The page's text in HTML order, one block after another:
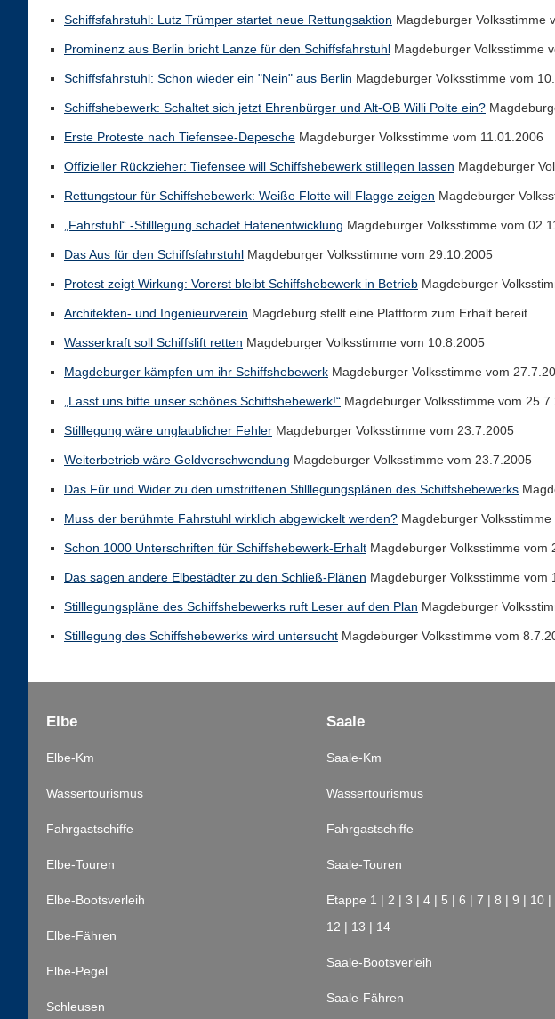
Schiffsfahrstuhl: Lutz Trümper startet neue Rettungsaktion Magdeburger Volksstimme
Prominenz aus Berlin bricht Lanze für den Schiffsfahrstuhl Magdeburger Volksstimme
Schiffsfahrstuhl: Schon wieder ein "Nein" aus Berlin Magdeburger Volksstimme vom
Schiffshebewerk: Schaltet sich jetzt Ehrenbürger und Alt-OB Willi Polte ein?
Erste Proteste nach Tiefensee-Depesche Magdeburger Volksstimme vom 11.01.2006
Offizieller Rückzieher: Tiefensee will Schiffshebewerk stilllegen lassen Magdeburger
Rettungstour für Schiffshebewerk: Weiße Flotte will Flagge zeigen Magdeburger
„Fahrstuhl“ -Stilllegung schadet Hafenentwicklung Magdeburger Volksstimme vom
Das Aus für den Schiffsfahrstuhl Magdeburger Volksstimme vom 29.10.2005
Protest zeigt Wirkung: Vorerst bleibt Schiffshebewerk in Betrieb Magdeburger
Architekten- und Ingenieurverein Magdeburg stellt eine Plattform zum Erhalt bereit
Wasserkraft soll Schiffslift retten Magdeburger Volksstimme vom 10.8.2005
Magdeburger kämpfen um ihr Schiffshebewerk Magdeburger Volksstimme vom
„Lasst uns bitte unser schönes Schiffshebewerk!“ Magdeburger Volksstimme vom
Stilllegung wäre unglaublicher Fehler Magdeburger Volksstimme vom 23.7.2005
Weiterbetrieb wäre Geldverschwendung Magdeburger Volksstimme vom 23.7.2005
Das Für und Wider zu den umstrittenen Stilllegungsplänen des Schiffshebewerks
Muss der berühmte Fahrstuhl wirklich abgewickelt werden? Magdeburger
Schon 1000 Unterschriften für Schiffshebewerk-Erhalt Magdeburger Volksstimme vom
Das sagen andere Elbestädter zu den Schließ-Plänen Magdeburger Volksstimme vom
Stilllegungspläne des Schiffshebewerks ruft Leser auf den Plan Magdeburger
Stilllegung des Schiffshebewerks wird untersucht Magdeburger Volksstimme vom
Elbe
Elbe-Km
Wassertourismus
Fahrgastschiffe
Elbe-Touren
Elbe-Bootsverleih
Elbe-Fähren
Elbe-Pegel
Schleusen
Saale
Saale-Km
Wassertourismus
Fahrgastschiffe
Saale-Touren
Etappe 1 | 2 | 3 | 4 | 5 | 6 | 7 | 8 | 9 | 10 |
12 | 13 | 14
Saale-Bootsverleih
Saale-Fähren